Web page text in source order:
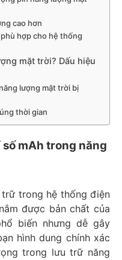
cao hơn
hợp cho hệ thống
mặt trời? Dấu hiệu
lượng mặt trời bị
thời gian
mAh trong năng
trong hệ thống điện
được bản chất của
biến nhưng dễ gây
hình dung chính xác
trong lưu trữ năng